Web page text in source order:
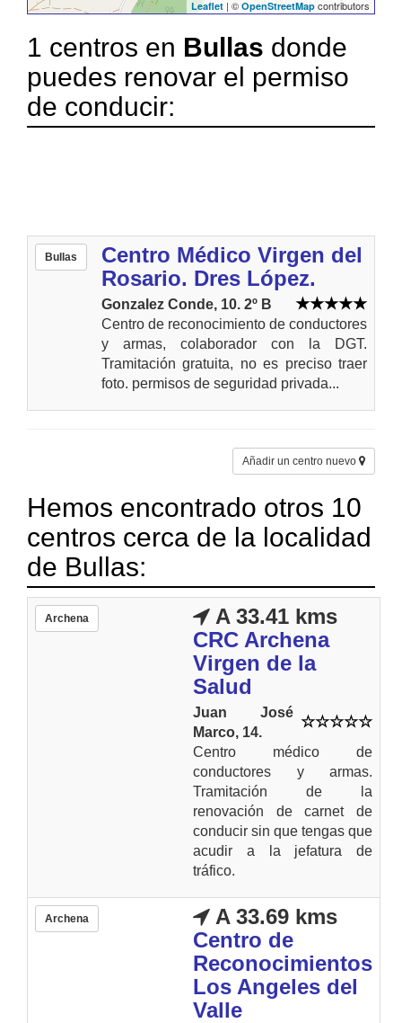
Leaflet | © OpenStreetMap contributors
1 centros en Bullas donde
puedes renovar el permiso
de conducir:
Bullas
Centro Médico Virgen del
Rosario. Dres López.
Gonzalez Conde, 10. 2º B
Centro de reconocimiento de conductores
y armas, colaborador con la DGT.
Tramitación gratuita, no es preciso traer
foto. permisos de seguridad privada...
Añadir un centro nuevo
Hemos encontrado otros 10
centros cerca de la localidad
de Bullas:
Archena
A 33.41 kms
CRC Archena
Virgen de la
Salud
Juan José
Marco, 14.
Centro médico de
conductores y armas.
Tramitación de la
renovación de carnet de
conducir sin que tengas que
acudir a la jefatura de
tráfico.
Archena
A 33.69 kms
Centro de
Reconocimientos
Los Angeles del
Valle